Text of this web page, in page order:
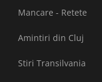
Mancare - Retete
Amintiri din Cluj
Stiri Transilvania